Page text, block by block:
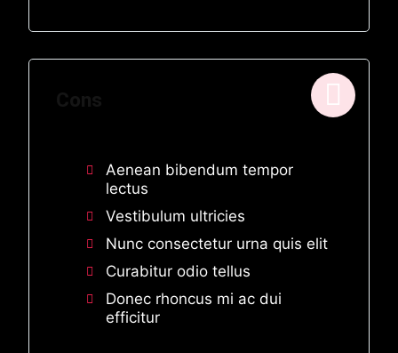
Aenean bibendum tempor
lectus
Vestibulum ultricies
Nunc consectetur urna quis elit
Curabitur odio tellus
Donec rhoncus mi ac dui
efficitur